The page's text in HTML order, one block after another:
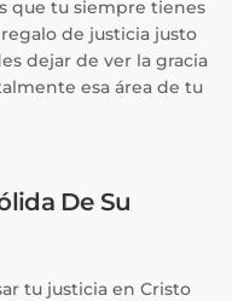
que tu siempre tienes
de justicia justo
dejar de ver la gracia
esa área de tu
De Su
tu justicia en Cristo